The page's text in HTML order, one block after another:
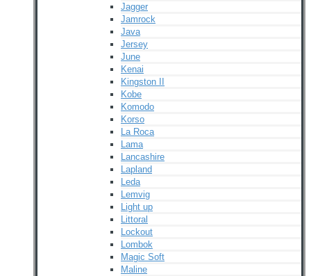
Jagger
Jamrock
Java
Jersey
June
Kenai
Kingston II
Kobe
Komodo
Korso
La Roca
Lama
Lancashire
Lapland
Leda
Lemvig
Light up
Littoral
Lockout
Lombok
Magic Soft
Maline